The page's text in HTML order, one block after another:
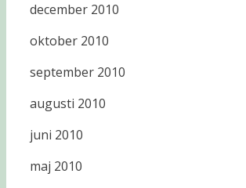
december 2010
oktober 2010
september 2010
augusti 2010
juni 2010
maj 2010